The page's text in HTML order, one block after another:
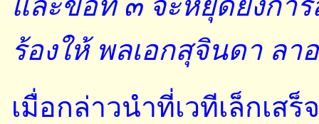
และข้อที่ ๓ จะหยุดยั้งกา
ร้องให้ พลเอกสุจินดา ลา
เมื่อกล่าวนำที่เวทีเล็กเส